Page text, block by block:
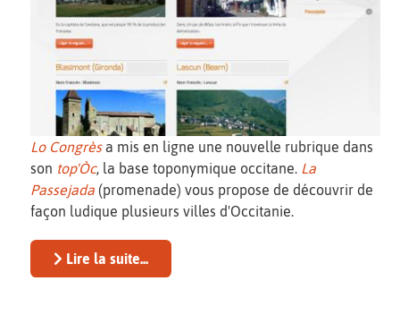
Lo Congrèsa mis en ligne une nouvelle rubrique dans
son top'Òc, la base toponymique occitane. La
Passejada (promenade) vous propose de découvrir de
façon ludique plusieurs villes d'Occitanie.
Lire la suite...